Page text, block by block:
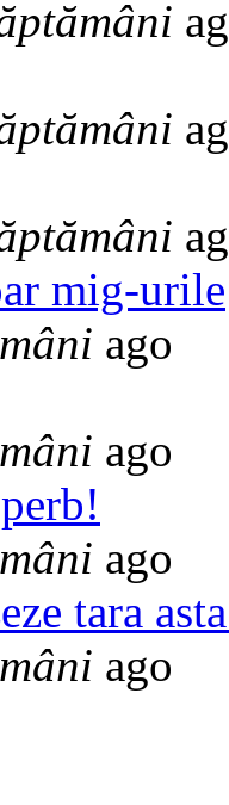
mig-urile
ago
ago
ago
tara
ago